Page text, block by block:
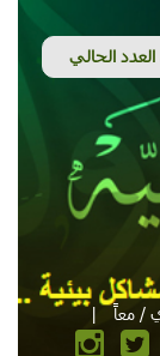
/ معاً
|